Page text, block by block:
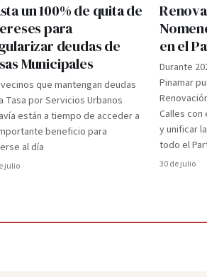
un 100% de quita de
para
deudas de
Municipales
que mantengan deudas
Tasa por Servicios Urbanos
están a tiempo de acceder a
beneficio para
al día
julio
en el
Durante
Pinamar
Calles
y unificar
todo el
30 de julio